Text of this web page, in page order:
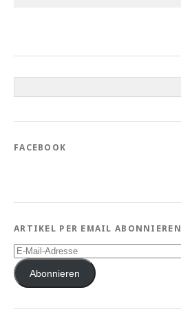
FACEBOOK
ARTIKEL PER EMAIL ABONNIEREN
E-
Mail-
AdresseAbonnieren